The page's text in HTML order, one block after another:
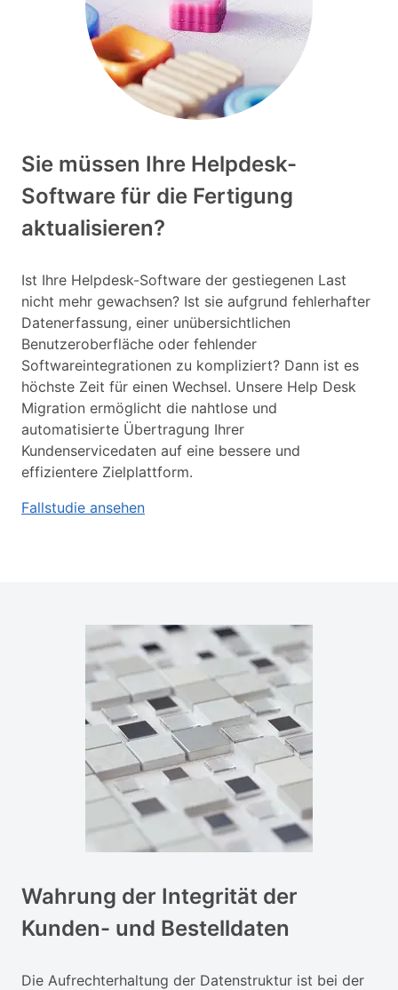
Sie müssen Ihre Helpdesk-
Software für die Fertigung
aktualisieren?
Ist Ihre Helpdesk-Software der gestiegenen Last
nicht mehr gewachsen? Ist sie aufgrund fehlerhafter
Datenerfassung, einer unübersichtlichen
Benutzeroberfläche oder fehlender
Softwareintegrationen zu kompliziert? Dann ist es
höchste Zeit für einen Wechsel. Unsere Help Desk
Migration ermöglicht die nahtlose und
automatisierte Übertragung Ihrer
Kundenservicedaten auf eine bessere und
effizientere Zielplattform.
Fallstudie ansehen
Wahrung der Integrität der
Kunden- und Bestelldaten
Die Aufrechterhaltung der Datenstruktur ist bei der